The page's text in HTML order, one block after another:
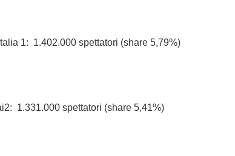
1: 1.402.000 spettatori (share 5,79%)
1.331.000 spettatori (share 5,41%)